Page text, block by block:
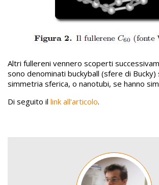
Altri fullereni vennero scoperti
sono denominati buckyball (sfere di Bucky)
simmetria sferica, o nanotubi, se hanno
Di seguito il link all'articolo.